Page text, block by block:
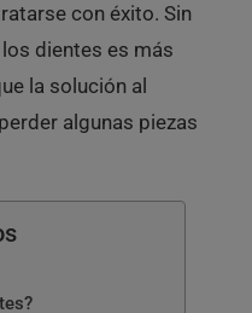
con éxito. Sin
dientes es más
la solución al
algunas piezas